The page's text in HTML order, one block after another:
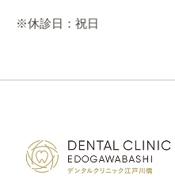
※休診日：祝日